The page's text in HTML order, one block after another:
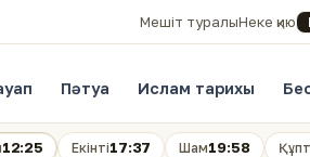
Мешіт туралыНеке қию
Пәтуа Ислам тарихы
12:25 Екінті17:37 Шам19:58